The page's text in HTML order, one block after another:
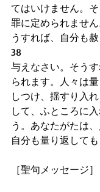
てはいけません。
罪に定められませ
うすれば、自分も赦
38
与えなさい。そう
られます。人々は
しつけ、揺すり入
して、ふところに
う。あなたがたは
自分も量り返して
［聖句メッセージ］